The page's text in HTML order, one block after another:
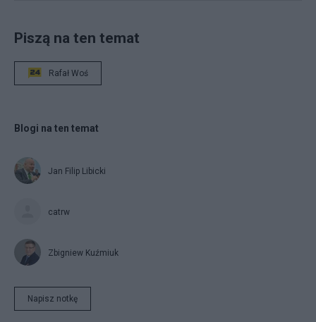
Piszą na ten temat
Rafał Woś
Blogi na ten temat
Jan Filip Libicki
catrw
Zbigniew Kuźmiuk
Napisz notkę